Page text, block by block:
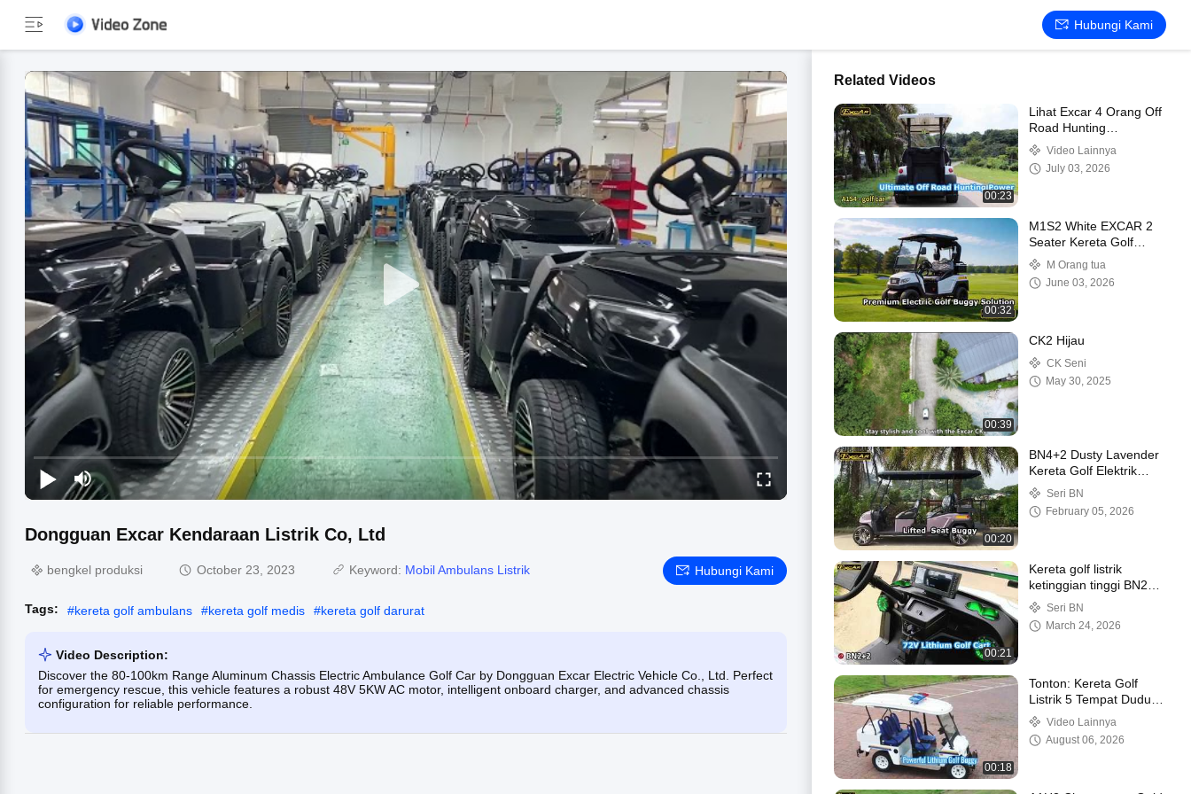
Hubungi Kami
Dongguan Excar Kendaraan Listrik Co, Ltd
bengkel produksi October 23, 2023 Keyword: Mobil Ambulans Listrik Hubungi Kami
Tags: #kereta golf ambulans #kereta golf medis #kereta golf darurat
Video Description:
Discover the 80-100km Range Aluminum Chassis Electric Ambulance Golf Car by Dongguan Excar Electric Vehicle Co., Ltd. Perfect
for emergency rescue, this vehicle features a robust 48V 5KW AC motor, intelligent onboard charger, and advanced chassis
configuration for reliable performance.
Related Videos
00:23
Lihat Excar 4 Orang Off
Road Hunting
ElectricMA1S4 Cart
Dengan Demo Baterai
Lithium
Video Lainnya
July 03, 2026
00:32
M1S2 White EXCAR 2
Seater Kereta Golf
Buggy Listrik Kecil
Dengan Showcase
Kaca Depan PC
M Orang tua
June 03, 2026
00:39
CK2 Hijau
CK Seni
May 30, 2025
00:20
BN4+2 Dusty Lavender
Kereta Golf Elektrik
Terangkat Nyaman
dengan 4 Tempat
Duduk & 2 Belakang
Seri BN
February 05, 2026
00:21
Kereta golf listrik
ketinggian tinggi BN2+2
berwarna putih,
dilengkapi dengan
baterai lithium 72V
Seri BN
March 24, 2026
00:18
Tonton: Kereta Golf
Listrik 5 Tempat Duduk
dengan Lampu
Peringatan Dilengkapi
dengan Etalase Baterai
Video Lainnya
August 06, 2026